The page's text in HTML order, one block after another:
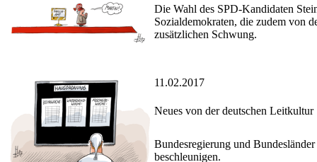
Die Wahl des SPD-Kandidaten
Sozialdemokraten, die zudem von
zusätzlichen Schwung.
11.02.2017
Neues von der deutschen Leitkultur
Bundesregierung und
beschleunigen.